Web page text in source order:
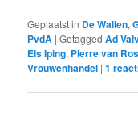
Geplaatst in De Wallen,
PvdA |Getagged Ad
Els Iping, Pierre van
Vrouwenhandel |1